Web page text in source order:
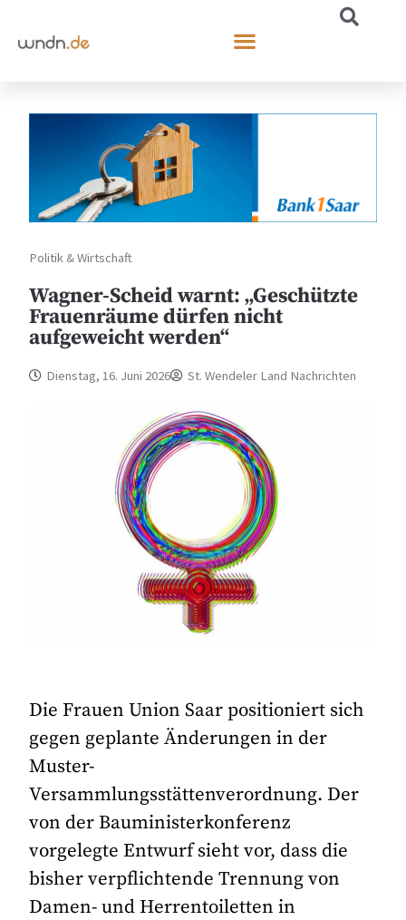
Politik & Wirtschaft
Wagner-Scheid warnt: „Geschützte
Frauenräume dürfen nicht
aufgeweicht werden“
Dienstag, 16. Juni 2026 St. Wendeler Land Nachrichten
Die Frauen Union Saar positioniert sich
gegen geplante Änderungen in der
Muster-
Versammlungsstättenverordnung. Der
von der Bauministerkonferenz
vorgelegte Entwurf sieht vor, dass die
bisher verpflichtende Trennung von
Damen- und Herrentoiletten in